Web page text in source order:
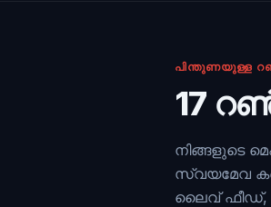
പിന്തുണയുള്ള
17
നിങ്ങളുടെ
സ്വയമേവ
ലൈവ് ഫീഡ്,